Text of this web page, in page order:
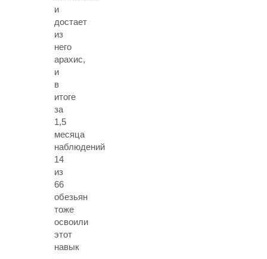
и
достает
из
него
арахис,
и
в
итоге
за
1,5
месяца
наблюдений
14
из
66
обезьян
тоже
освоили
этот
навык